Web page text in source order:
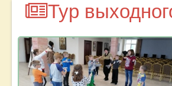
Тур